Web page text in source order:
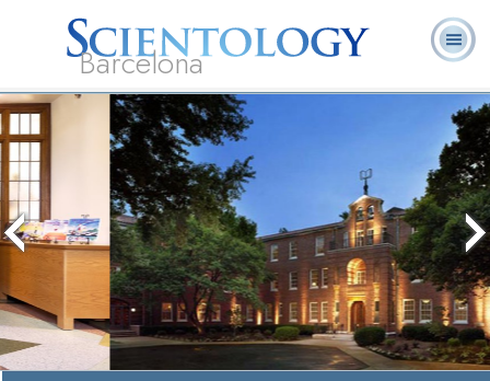
Barcelona
L. Ronald
Hubbard
¿Qué es
Scientology?
Ministros
Voluntarios
Libros
Respuestas para una mejor educación
y alfabetización
Ver vídeo